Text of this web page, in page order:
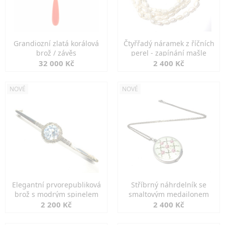
Grandiozní zlatá korálová
brož / závěs
32 000 Kč
Čtyřřadý náramek z říčních
perel - zapínání mašle
2 400 Kč
NOVÉ
Elegantní prvorepubliková
brož s modrým spinelem
2 200 Kč
NOVÉ
Stříbrný náhrdelník se
smaltovým medailonem
2 400 Kč